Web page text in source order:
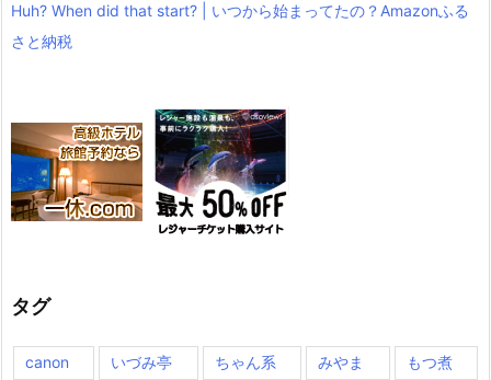
Huh? When did that start? | いつから始まってたの？Amazonふる
さと納税
タグ
canon いづみ亭 ちゃん系 みやま もつ煮